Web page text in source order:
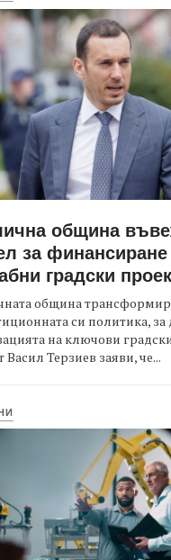
община
за
градски
община
си политика, за
на ключови
Васил Терзиев заяви, че...